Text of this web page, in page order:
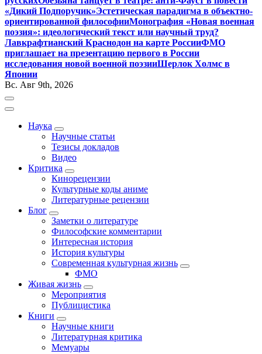
«Дикий Подпоручик»Эстетическая парадигма в объектно-
ориентированной философииМонография «Новая военная
поэзия»: идеологический текст или научный труд?
Лавкрафтианский Краснодон на карте РоссииФМО
приглашает на презентацию первого в России
исследования новой военной поэзииШерлок Холмс в
Японии
Вс. Авг 9th, 2026
Наука
Научные статьи
Тезисы докладов
Видео
Критика
Кинорецензии
Культурные коды аниме
Литературные рецензии
Блог
Заметки о литературе
Философские комментарии
Интересная история
История культуры
Современная культурная жизнь
ФМО
Живая жизнь
Мероприятия
Публицистика
Книги
Научные книги
Литературная критика
Мемуары